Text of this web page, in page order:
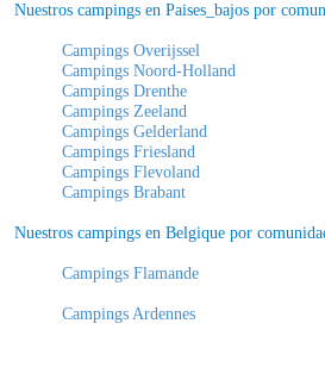
Nuestros campings en Paises_bajos por
Campings Overijssel
Campings Noord-Holland
Campings Drenthe
Campings Zeeland
Campings Gelderland
Campings Friesland
Campings Flevoland
Campings Brabant
Nuestros campings en Belgique por
Campings Flamande
Campings Ardennes